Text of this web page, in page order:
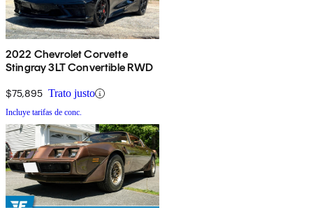
2022 Chevrolet Corvette
Stingray 3LT Convertible RWD
$75,895 Trato justo
Incluye tarifas de conc.